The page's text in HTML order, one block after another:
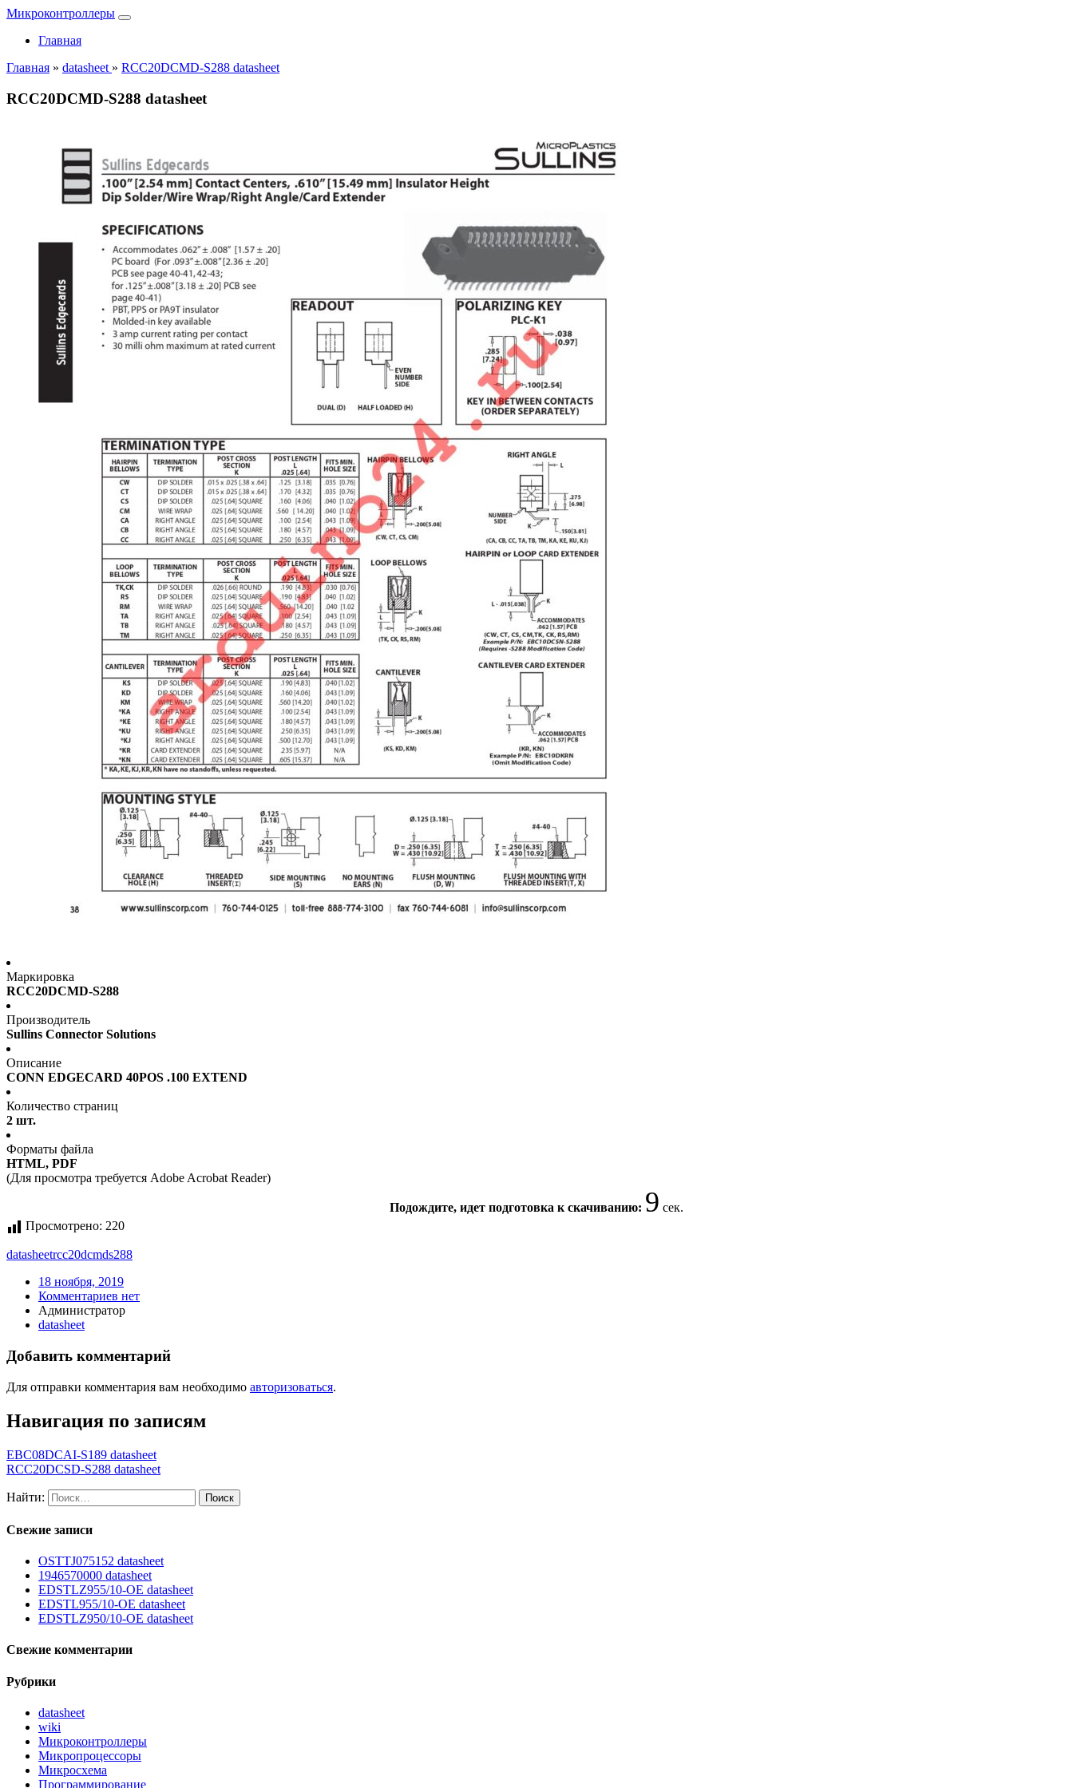
Микроконтроллеры
Главная
Главная » datasheet » RCC20DCMD-S288 datasheet
RCC20DCMD-S288 datasheet
Маркировка
RCC20DCMD-S288
Производитель
Sullins Connector Solutions
Описание
CONN EDGECARD 40POS .100 EXTEND
Количество страниц
2 шт.
Форматы файла
HTML, PDF
(Для просмотра требуется Adobe Acrobat Reader)
Подождите, идет подготовка к скачиванию: 8 сек.
Просмотрено: 220
datasheetrcc20dcmds288
18 ноября, 2019
Комментариев нет
Администратор
datasheet
Добавить комментарий
Для отправки комментария вам необходимо авторизоваться.
Навигация по записям
EBC08DCAI-S189 datasheet
RCC20DCSD-S288 datasheet
Найти:
Свежие записи
OSTTJ075152 datasheet
1946570000 datasheet
EDSTLZ955/10-OE datasheet
EDSTL955/10-OE datasheet
EDSTLZ950/10-OE datasheet
Свежие комментарии
Рубрики
datasheet
wiki
Микроконтроллеры
Микропроцессоры
Микросхема
Программирование